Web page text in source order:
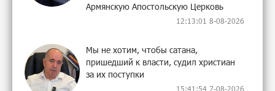
Армянскую Апостольскую Церковь
12:13:01 8-08-2026
Мы не хотим, чтобы сатана,
пришедший к власти, судил христиан
за их поступки
15:41:54 7-08-2026